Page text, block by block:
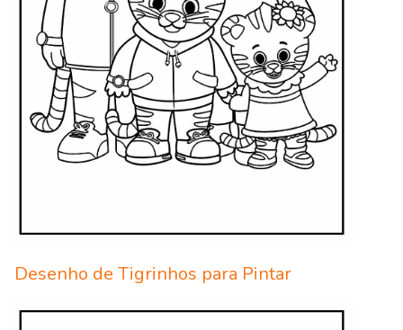
Desenho de Tigrinhos para Pintar